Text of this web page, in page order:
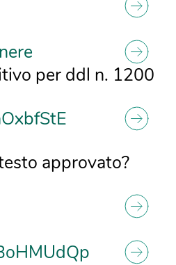
per ddl n. 1200
approvato?